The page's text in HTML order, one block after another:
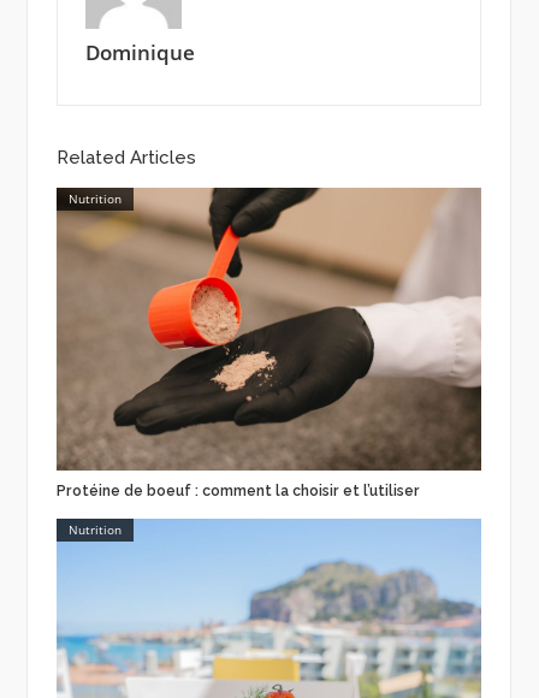
Dominique
Related Articles
Nutrition
Protéine de boeuf : comment la choisir et l’utiliser
Nutrition